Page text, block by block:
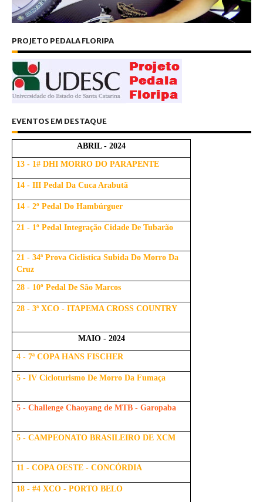
PROJETO PEDALA FLORIPA
EVENTOS EM DESTAQUE
ABRIL - 2024
13 - 1# DHI MORRO DO PARAPENTE
14 - III Pedal Da Cuca Arabutã
14 - 2º Pedal Do Hambúrguer
21 - 1º Pedal Integração Cidade De Tubarão
21 - 34ª Prova Ciclistica Subida Do Morro Da
Cruz
28 - 10º Pedal De São Marcos
28 - 3ª XCO - ITAPEMA CROSS COUNTRY
MAIO - 2024
4 - 7ª COPA HANS FISCHER
5 - IV Cicloturismo De Morro Da Fumaça
5 - Challenge Chaoyang de MTB - Garopaba
5 - CAMPEONATO BRASILEIRO DE XCM
11 - COPA OESTE - CONCÓRDIA
18 - #4 XCO - PORTO BELO